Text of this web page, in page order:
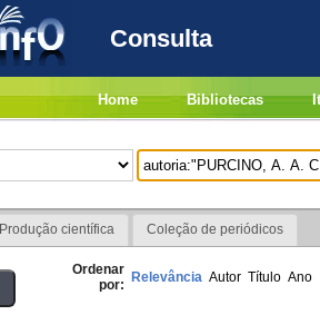
Consulta
Home Bibliotecas
Produção científica Coleção de periódicos
Ordenar
por: Relevância Autor Título Ano